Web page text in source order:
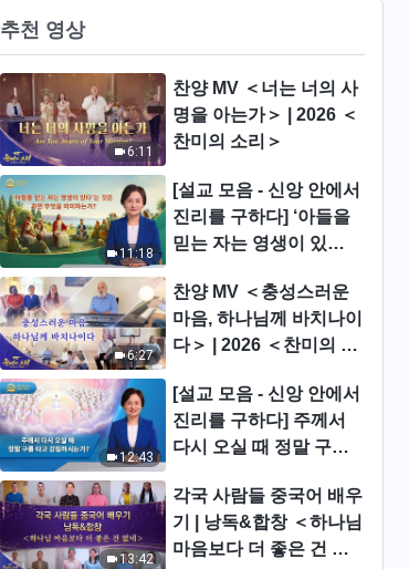
추천 영상
6:11
찬양 MV ＜너는 너의 사
명을 아는가＞ | 2026 ＜
찬미의 소리＞
11:18
[설교 모음 - 신앙 안에서
진리를 구하다] ‘아들을
믿는 자는 영생이 있
의미하는가?
6:27
찬양 MV ＜충성스러운
마음, 하나님께 바치나이
다＞ | 2026 ＜찬미의 소
12:43
[설교 모음 - 신앙 안에서
진리를 구하다] 주께서
다시 오실 때 정말 구름
13:42
각국 사람들 중국어 배우
기 | 낭독&합창 ＜하나님
마음보다 더 좋은 건 없